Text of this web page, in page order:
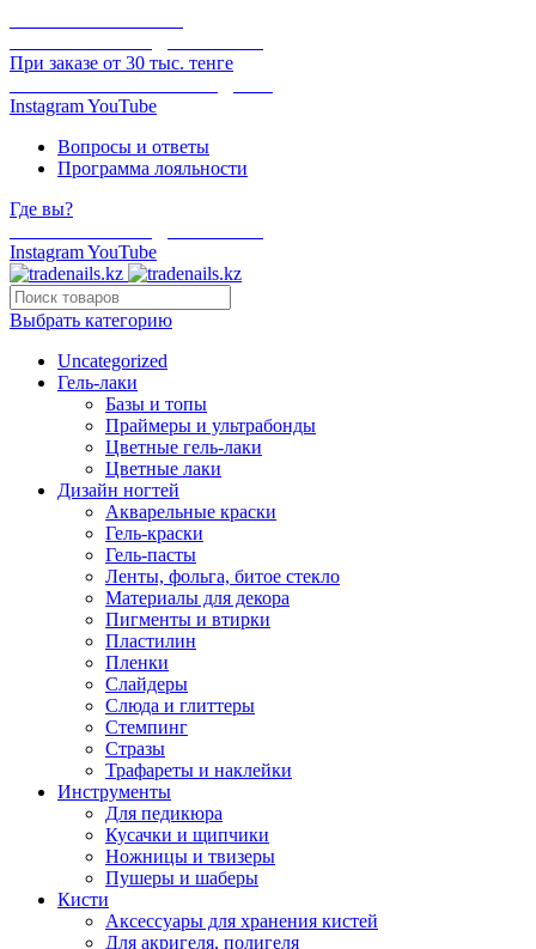
При заказе от 30 тыс. тенге
InstagramYouTube
Вопросы и ответы
Программа лояльности
Где вы?
InstagramYouTube
Выбрать категорию
Uncategorized
Гель-лаки
Базы и топы
Праймеры и ультрабонды
Цветные гель-лаки
Цветные лаки
Дизайн ногтей
Акварельные краски
Гель-краски
Гель-пасты
Ленты, фольга, битое стекло
Материалы для декора
Пигменты и втирки
Пластилин
Пленки
Слайдеры
Слюда и глиттеры
Стемпинг
Стразы
Трафареты и наклейки
Инструменты
Для педикюра
Кусачки и щипчики
Ножницы и твизеры
Пушеры и шаберы
Кисти
Аксессуары для хранения кистей
Для акригеля, полигеля